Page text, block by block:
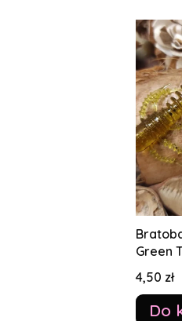
Green
Cena
4,50 zł
Do